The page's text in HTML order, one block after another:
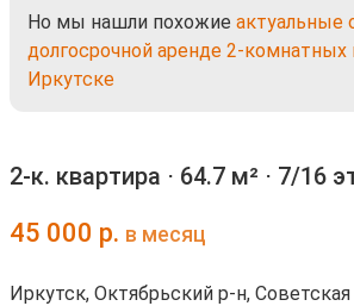
Но мы нашли похожие актуальные
долгосрочной аренде 2-комнатных
Иркутске
2-к. квартира ⋅ 64.7 м² ⋅ 7/16
45 000 р. в месяц
Иркутск, Октябрьский р-н, Советская